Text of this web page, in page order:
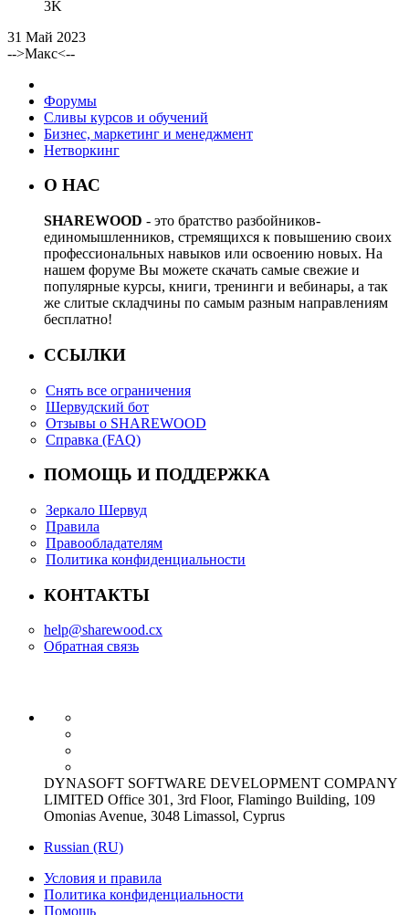
3K
31 Май 2023
-->Макс<--
Форумы
Сливы курсов и обучений
Бизнес, маркетинг и менеджмент
Нетворкинг
О НАС
SHAREWOOD - это братство разбойников-
единомышленников, стремящихся к повышению своих
профессиональных навыков или освоению новых. На
нашем форуме Вы можете скачать самые свежие и
популярные курсы, книги, тренинги и вебинары, а так
же слитые складчины по самым разным направлениям
бесплатно!
ССЫЛКИ
Снять все ограничения
Шервудский бот
Отзывы о SHAREWOOD
Справка (FAQ)
ПОМОЩЬ И ПОДДЕРЖКА
Зеркало Шервуд
Правила
Правообладателям
Политика конфиденциальности
КОНТАКТЫ
help@sharewood.cx
Обратная связь
DYNASOFT SOFTWARE DEVELOPMENT COMPANY
LIMITED Office 301, 3rd Floor, Flamingo Building, 109
Omonias Avenue, 3048 Limassol, Cyprus
Russian (RU)
Условия и правила
Политика конфиденциальности
Помощь